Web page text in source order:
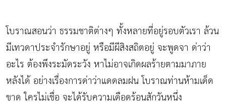
โบราณสอนว่า ธรรมชาติต่างๆ ทั้งหลายที่อยู่รอบตัวเรา ล้วน
มีเทวดาประจำรักษาอยู่ หรือมีผีสิงสถิตอยู่ จะพูดจา ด่าว่า
อะไร ต้องพึงระมัดระวัง หาไม่อาจเกิดผลร้ายตามมาภาย
หลังได้ อย่างเรื่องการด่าว่าแดดลมฝน โบราณท่านห้ามเด็ด
ขาด ใครไม่เชื่อ จะได้รับความเดือดร้อนสักวันหนึ่ง